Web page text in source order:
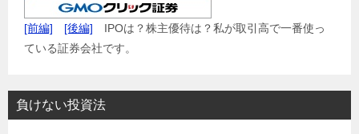
[前編] [後編] IPOは？株主優待は？私が取引高で一番使っ
ている証券会社です。
負けない投資法